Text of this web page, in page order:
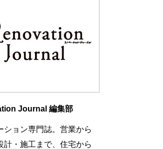
Journal 編集部
ション専門誌。営業から
計・施工まで、住宅から